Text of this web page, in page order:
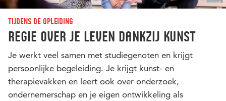
Tijdens de opleiding
Regie over je leven dankzij kunst
Je werkt veel samen met studiegenoten en krijgt
persoonlijke begeleiding. Je krijgt kunst- en
therapievakken en leert ook over onderzoek,
ondernemerschap en je eigen ontwikkeling als